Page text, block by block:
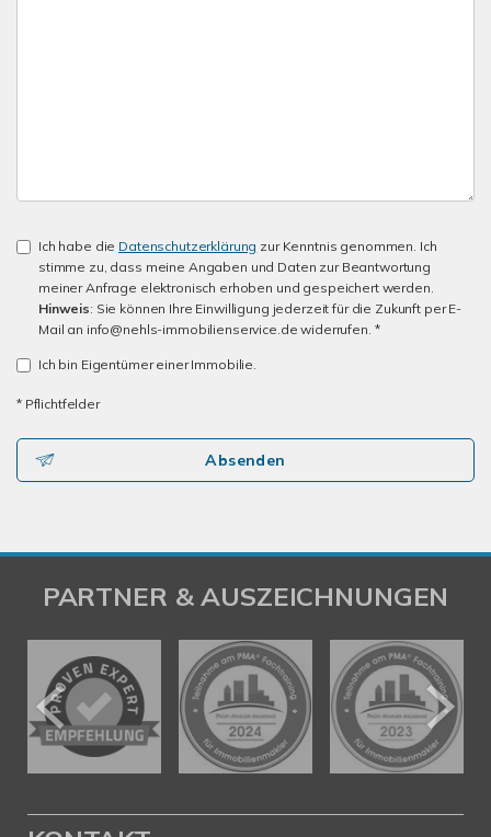
Ich habe die Datenschutzerklärung zur Kenntnis genommen. Ich
stimme zu, dass meine Angaben und Daten zur Beantwortung
meiner Anfrage elektronisch erhoben und gespeichert werden.
Hinweis: Sie können Ihre Einwilligung jederzeit für die Zukunft per E-
Mail an info@nehls-immobilienservice.de widerrufen. *
Ich bin Eigentümer einer Immobilie.
* Pflichtfelder
Absenden
PARTNER & AUSZEICHNUNGEN